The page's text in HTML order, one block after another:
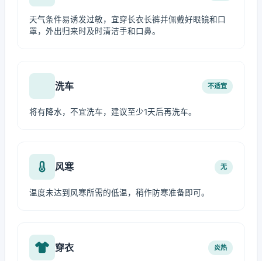
天气条件易诱发过敏，宜穿长衣长裤并佩戴好眼镜和口
罩，外出归来时及时清洁手和口鼻。
洗车 不适宜
将有降水，不宜洗车，建议至少1天后再洗车。
风寒 无
温度未达到风寒所需的低温，稍作防寒准备即可。
穿衣 炎热